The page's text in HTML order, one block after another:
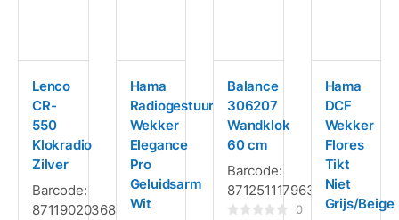
Lenco
CR-
550
Klokradio
Zilver
Barcode:
8711902036845
Hama
Radiogestuurde
Wekker
Elegance
Pro
Geluidsarm
Wit
Balance
306207
Wandklok
60 cm
Barcode:
8712511179633
0
Hama
DCF
Wekker
Flores
Tikt
Niet
Grijs/Beige